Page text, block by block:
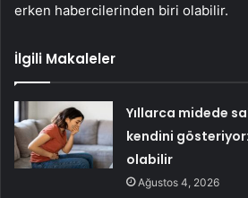
erken habercilerinden biri olabilir.
İlgili Makaleler
Yıllarca midede
kendini
olabilir
Ağustos 4, 2026